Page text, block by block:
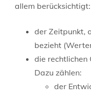
allem berücksichtigt:
der Zeitpunkt,
bezieht
die rechtlichen
Dazu zählen:
der